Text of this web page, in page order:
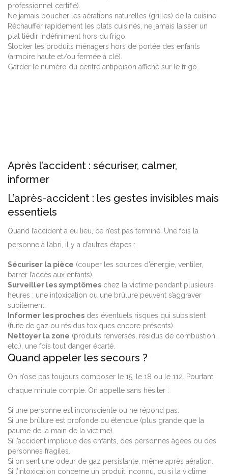
professionnel certifié).
Ne jamais boucher les aérations naturelles (grilles) de la cuisine.
Réchauffer rapidement les plats cuisinés, ne jamais laisser un
plat tiédir indéfiniment hors du frigo.
Stocker les produits ménagers hors de portée des enfants
(armoire haute et/ou fermée à clé).
Garder le numéro du centre antipoison affiché sur le frigo.
Après l’accident : sécuriser, calmer,
informer
L’après-accident : les gestes invisibles mais
essentiels
Quand l’accident a eu lieu, ce n’est pas terminé. Une fois la
personne à l’abri, il y a d’autres étapes :
Sécuriser la pièce (couper les sources d’énergie, ventiler,
barrer l’accès aux enfants).
Surveiller les symptômes chez la victime pendant plusieurs
heures : une intoxication ou une brûlure peuvent s’aggraver
subitement.
Informer les proches des éventuels risques qui subsistent
(fuite de gaz ou résidus toxiques encore présents).
Nettoyer la zone (produits renversés, résidus de combustion,
etc.), une fois tout danger écarté.
Quand appeler les secours ?
On n’ose pas toujours composer le 15, le 18 ou le 112. Pourtant,
chaque minute compte. On appelle sans hésiter :
Si une personne est inconsciente ou ne répond pas.
Si une brûlure est profonde ou étendue (plus grande que la
paume de la main de la victime).
Si l’accident implique des enfants, des personnes âgées ou des
personnes fragiles.
Si on sent une odeur de gaz persistante, même après aération.
Si l’intoxication concerne un produit inconnu, ou si la victime